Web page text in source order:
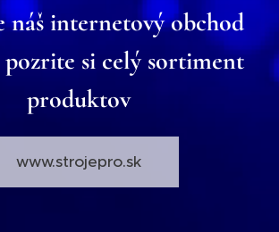
náš internetový obchod
si celý sortiment
produktov
www.strojepro.sk